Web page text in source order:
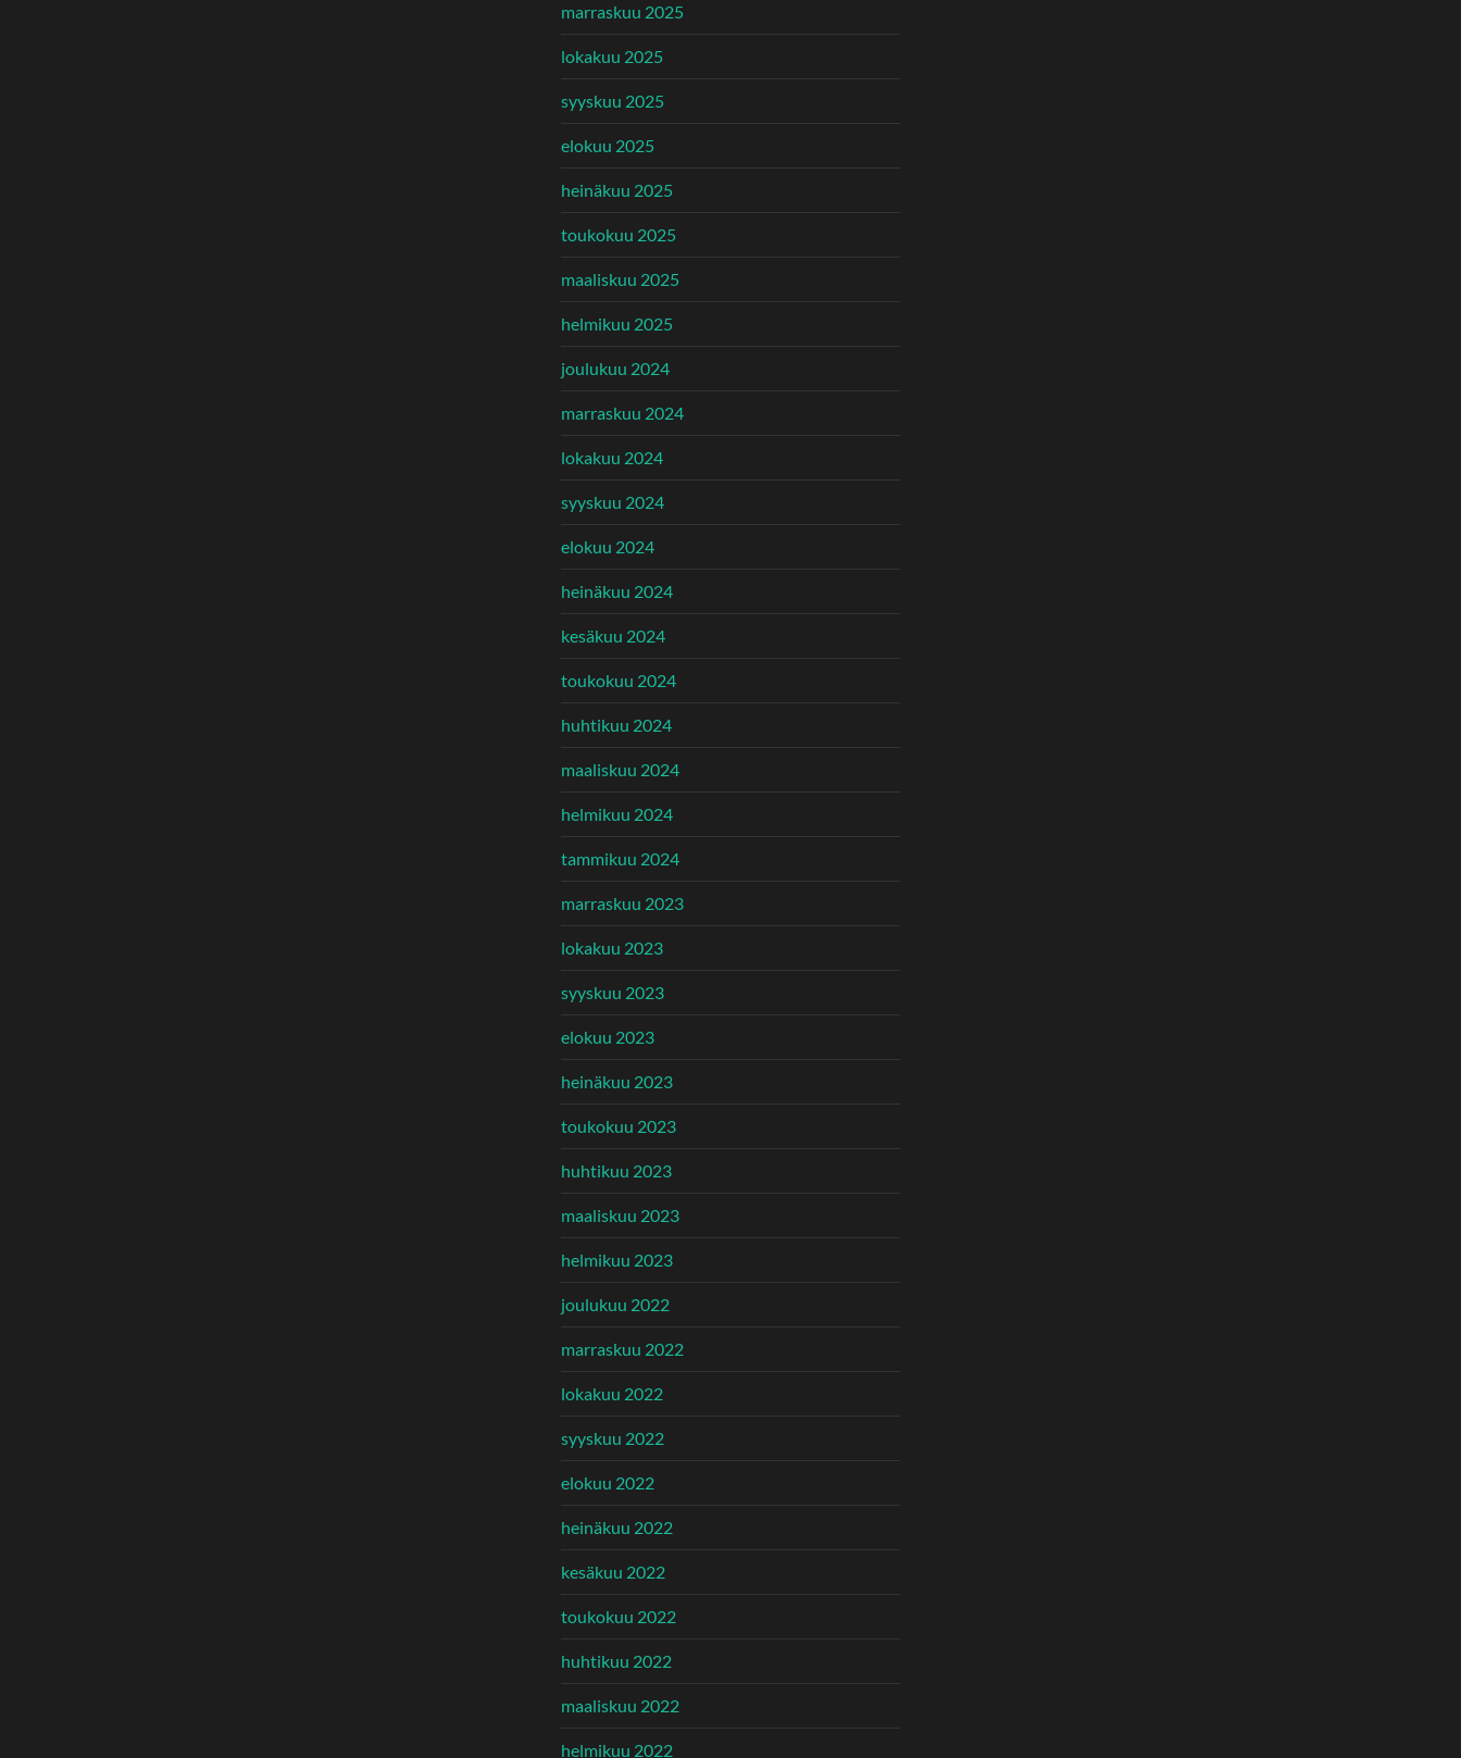
marraskuu 2025
lokakuu 2025
syyskuu 2025
elokuu 2025
heinäkuu 2025
toukokuu 2025
maaliskuu 2025
helmikuu 2025
joulukuu 2024
marraskuu 2024
lokakuu 2024
syyskuu 2024
elokuu 2024
heinäkuu 2024
kesäkuu 2024
toukokuu 2024
huhtikuu 2024
maaliskuu 2024
helmikuu 2024
tammikuu 2024
marraskuu 2023
lokakuu 2023
syyskuu 2023
elokuu 2023
heinäkuu 2023
toukokuu 2023
huhtikuu 2023
maaliskuu 2023
helmikuu 2023
joulukuu 2022
marraskuu 2022
lokakuu 2022
syyskuu 2022
elokuu 2022
heinäkuu 2022
kesäkuu 2022
toukokuu 2022
huhtikuu 2022
maaliskuu 2022
helmikuu 2022